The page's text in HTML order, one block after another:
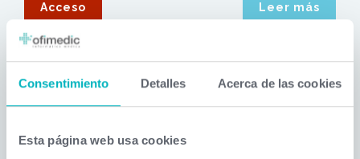
Consentimiento Detalles Acerca de las cookies
Esta página web usa cookies
Acceso Leer más
Nuevo sistema de acceso con varias formas de acceso y